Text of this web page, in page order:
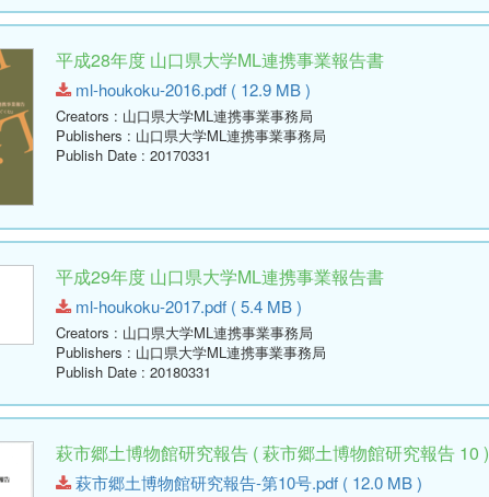
平成28年度 山口県大学ML連携事業報告書
ml-houkoku-2016.pdf ( 12.9 MB )
Creators : 山口県大学ML連携事業事務局
Publishers : 山口県大学ML連携事業事務局
Publish Date : 20170331
平成29年度 山口県大学ML連携事業報告書
ml-houkoku-2017.pdf ( 5.4 MB )
Creators : 山口県大学ML連携事業事務局
Publishers : 山口県大学ML連携事業事務局
Publish Date : 20180331
萩市郷土博物館研究報告 ( 萩市郷土博物館研究報告 10 )
萩市郷土博物館研究報告-第10号.pdf ( 12.0 MB )